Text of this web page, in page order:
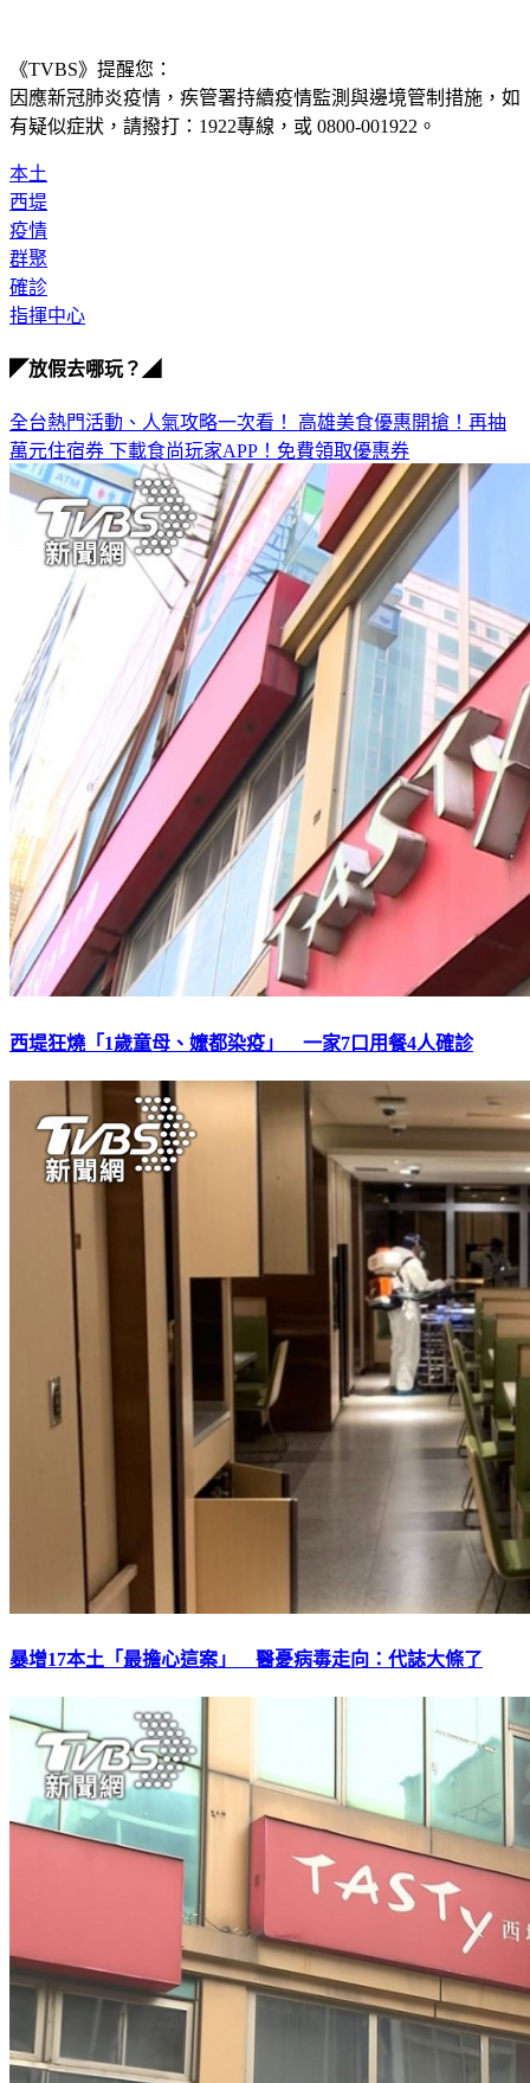
《TVBS》提醒您：
因應新冠肺炎疫情，疾管署持續疫情監測與邊境管制措施， 如
有疑似症狀，請撥打：1922專線，或 0800-001922。
本土
西堤
疫情
群聚
確診
指揮中心
◤放假去哪玩？◢
全台熱門活動、人氣攻略一次看！ 高雄美食優惠開搶！再抽
萬元住宿券 下載食尚玩家APP！免費領取優惠券
西堤狂燒「1歲童母、嬤都染疫」 一家7口用餐4人確診
暴增17本土「最擔心這案」 醫憂病毒走向：代誌大條了